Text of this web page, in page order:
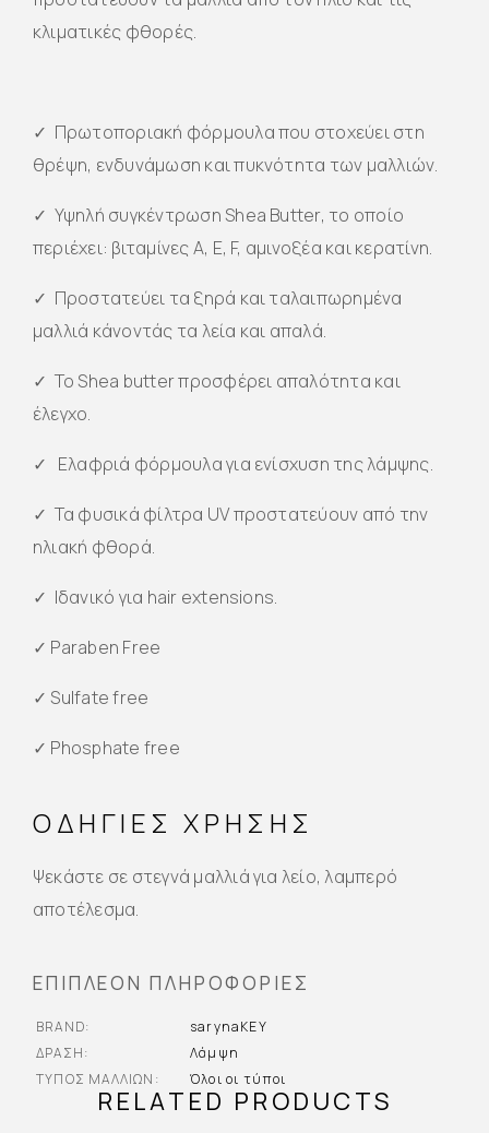
κλιματικές φθορές.
✓ Πρωτοποριακή φόρμουλα που στοχεύει στη
θρέψη, ενδυνάμωση και πυκνότητα των μαλλιών.
✓ Υψηλή συγκέντρωση Shea Butter, το οποίο
περιέχει: βιταμίνες A, E, F, αμινοξέα και κερατίνη.
✓ Προστατεύει τα ξηρά και ταλαιπωρημένα
μαλλιά κάνοντάς τα λεία και απαλά.
✓ Το Shea butter προσφέρει απαλότητα και
έλεγχο.
✓ Ελαφριά φόρμουλα για ενίσχυση της λάμψης.
✓ Τα φυσικά φίλτρα UV προστατεύουν από την
ηλιακή φθορά.
✓ Ιδανικό για hair extensions.
✓ Paraben Free
✓ Sulfate free
✓ Phosphate free
ΟΔΗΓΙΕΣ ΧΡΗΣΗΣ
Ψεκάστε σε στεγνά μαλλιά για λείο, λαμπερό
αποτέλεσμα.
ΕΠΙΠΛΈΟΝ ΠΛΗΡΟΦΟΡΊΕΣ
BRAND
sarynaKEY
ΔΡΆΣΗ
Λάμψη
ΤΎΠΟΣ ΜΑΛΛΙΏΝ
Όλοι οι τύποι
RELATED PRODUCTS